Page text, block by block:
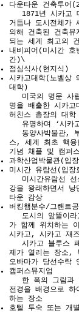
다운타운 건축투어
1871년 시카고
거듭나 도시전체가
의해 건축된
되는 세계 최고의
내비피어(미시간
간)\
점심식사(현지식)
시카고대학(노벨상
대학)
미국의 명문 사립
명을 배출한 시카고
허친스 총장의 대학
유명하며 ‘시카
동양사박물관, 부
스, 세계 최초 핵융
기념 채플 및 캠퍼
과학산업박물관(입
미시간 유람선(입
미시간유람선 선
강을 왕래하면서
타운 감상
버킹햄분수/그랜트
도시의 앞뜰이라
가 함께 위치하는
시카고, 시카고 재
시카고 블루스
제가 열리는 장소,
오바마가 당선수락
캠퍼스뮤지엄
한 폭의 그림과
전경을 배경으로
하는 장소
호텔 투숙 또는 개